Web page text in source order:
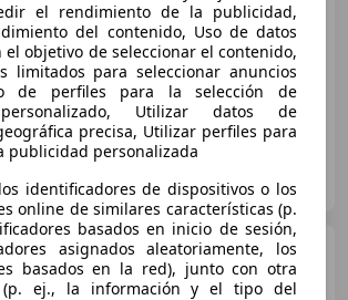
Buen precio
km Eléctrico 96 kW (131 CV)
Renault Megane E-Tech
Equilibre Standard Charge EV40
96kW
el rendimiento de la publicidad,
del contenido, Uso de datos
el objetivo de seleccionar el contenido,
limitados para seleccionar anuncios
de perfiles para la selección de
Utilizar datos de
precisa, Utilizar perfiles para
publicidad personalizada
identificadores de dispositivos o los
online de similares características (p.
basados en inicio de sesión,
asignados aleatoriamente, los
basados en la red), junto con otra
(p. ej., la información y el tipo del